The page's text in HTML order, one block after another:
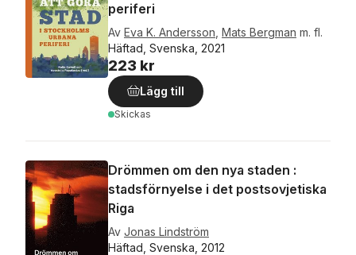
periferi
Av Eva K. Andersson Mats Bergman m. fl.
Häftad, Svenska, 2021
223 kr
Lägg till
Skickas
Drömmen om den nya staden :
stadsförnyelse i det postsovjetiska
Riga
Av Jonas Lindström
Häftad, Svenska, 2012